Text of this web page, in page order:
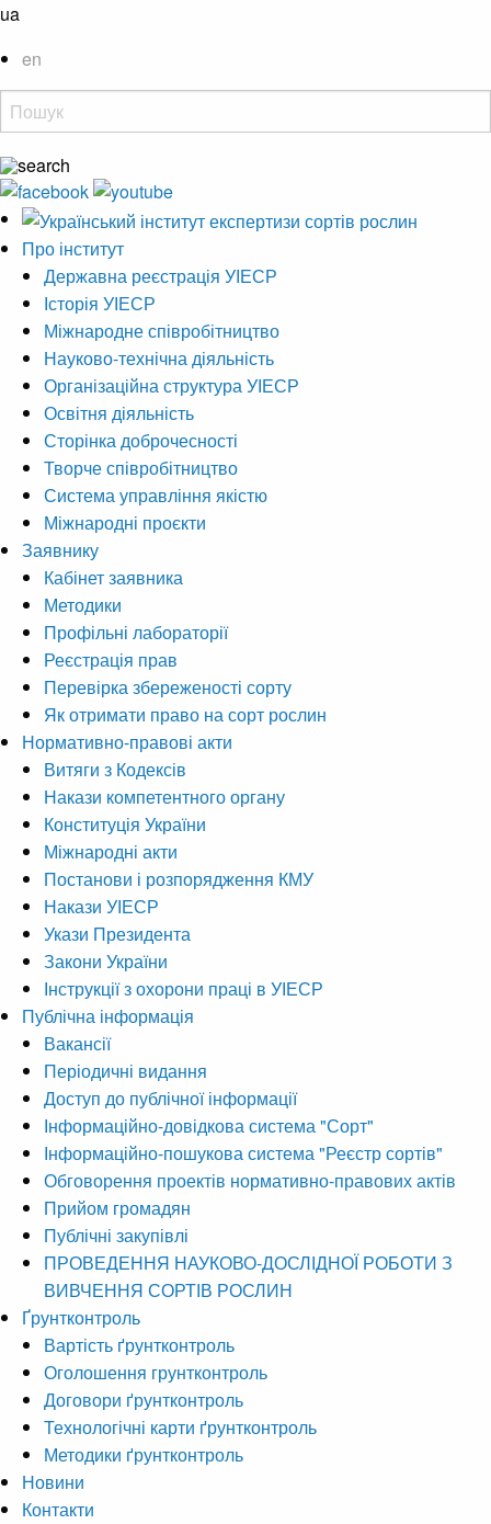
ua
en
Про інститут
Державна реєстрація УІЕСР
Історія УІЕСР
Міжнародне співробітництво
Науково-технічна діяльність
Організаційна структура УІЕСР
Освітня діяльність
Сторінка доброчесності
Творче співробітництво
Система управління якістю
Міжнародні проєкти
Заявнику
Кабінет заявника
Методики
Профільні лабораторії
Реєстрація прав
Перевірка збереженості сорту
Як отримати право на сорт рослин
Нормативно-правові акти
Витяги з Кодексів
Накази компетентного органу
Конституція України
Міжнародні акти
Постанови і розпорядження КМУ
Накази УІЕСР
Укази Президента
Закони України
Інструкції з охорони праці в УІЕСР
Публічна інформація
Вакансії
Періодичні видання
Доступ до публічної інформації
Інформаційно-довідкова система "Сорт"
Інформаційно-пошукова система "Реєстр сортів"
Обговорення проектів нормативно-правових актів
Прийом громадян
Публічні закупівлі
ПРОВЕДЕННЯ НАУКОВО-ДОСЛІДНОЇ РОБОТИ З
ВИВЧЕННЯ СОРТІВ РОСЛИН
Ґрунтконтроль
Вартість ґрунтконтроль
Оголошення грунтконтроль
Договори ґрунтконтроль
Технологічні карти ґрунтконтроль
Методики ґрунтконтроль
Новини
Контакти